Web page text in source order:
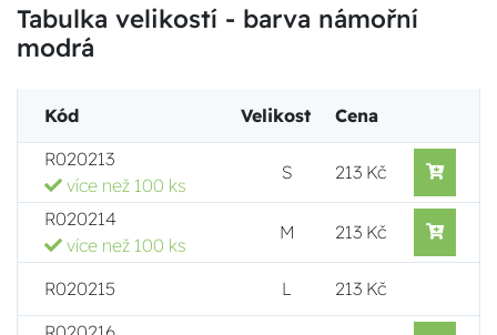
Tabulka velikostí - barva námořní
modrá
Kód Velikost
Cena
R020213
více než 100 ks
S 213 Kč
R020214
více než 100 ks
M 213 Kč
R020215 L
213 Kč